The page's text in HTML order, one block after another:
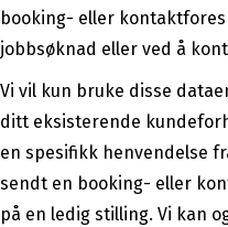
booking- eller
jobbsøknad eller ved å
Vi vil kun bruke disse
ditt eksisterende
en spesifikk henvendelse
sendt en booking- eller
på en ledig stilling. Vi kan